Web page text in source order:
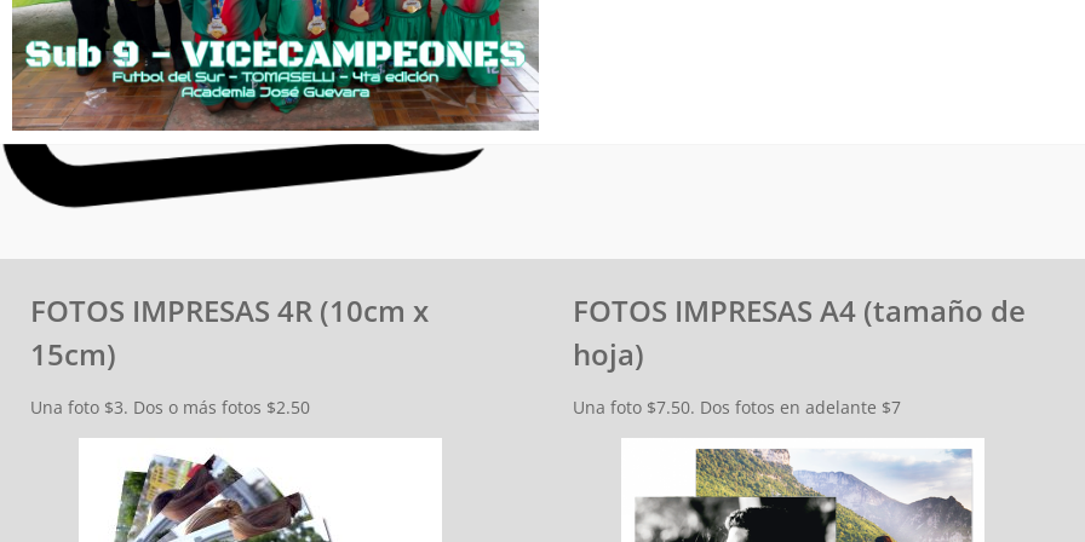
FOTOS IMPRESAS 4R (10cm x
15cm)
Una foto $3. Dos o más fotos $2.50
FOTOS IMPRESAS A4 (tamaño de
hoja)
Una foto $7.50. Dos fotos en adelante $7